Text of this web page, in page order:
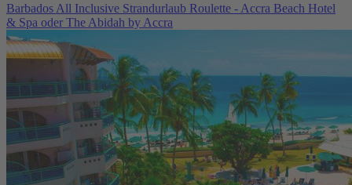
Barbados All Inclusive Strandurlaub Roulette - Accra Beach Hotel
& Spa oder The Abidah by Accra